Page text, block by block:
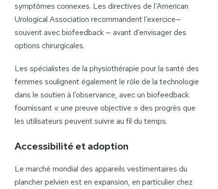
symptômes connexes. Les directives de l’American
Urological Association recommandent l’exercice—
souvent avec biofeedback — avant d’envisager des
options chirurgicales.
Les spécialistes de la physiothérapie pour la santé des
femmes soulignent également le rôle de la technologie
dans le soutien à l’observance, avec un biofeedback
fournissant « une preuve objective » des progrès que
les utilisateurs peuvent suivre au fil du temps.
Accessibilité et adoption
Le marché mondial des appareils vestimentaires du
plancher pelvien est en expansion, en particulier chez